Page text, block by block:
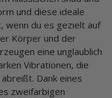
und diese ideale
wenn du es gezielt auf
Körper und der
eine unglaublich
Vibrationen, die
Dank eines
zweifarbigen